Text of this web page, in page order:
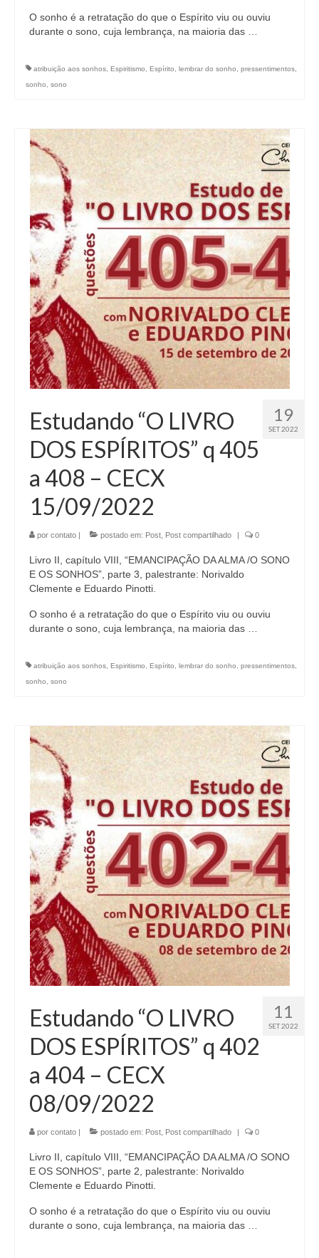
O sonho é a retratação do que o Espírito viu ou ouviu
durante o sono, cuja lembrança, na maioria das …
atribuição aos sonhos Espiritismo Espírito lembrar do sonho pressentimentos
sonho
sono
19
SET 2022
Estudando “O LIVRO
DOS ESPÍRITOS” q 405
a 408 – CECX
15/09/2022
por contato | postado em: Post Post compartilhado | 0
Livro II, capítulo VIII, “EMANCIPAÇÃO DA ALMA /O SONO
E OS SONHOS”, parte 3, palestrante: Norivaldo
Clemente e Eduardo Pinotti.
O sonho é a retratação do que o Espírito viu ou ouviu
durante o sono, cuja lembrança, na maioria das …
atribuição aos sonhos Espiritismo Espírito lembrar do sonho pressentimentos
sonho
sono
11
SET 2022
Estudando “O LIVRO
DOS ESPÍRITOS” q 402
a 404 – CECX
08/09/2022
por contato | postado em: Post Post compartilhado | 0
Livro II, capítulo VIII, “EMANCIPAÇÃO DA ALMA /O SONO
E OS SONHOS”, parte 2, palestrante: Norivaldo
Clemente e Eduardo Pinotti.
O sonho é a retratação do que o Espírito viu ou ouviu
durante o sono, cuja lembrança, na maioria das …